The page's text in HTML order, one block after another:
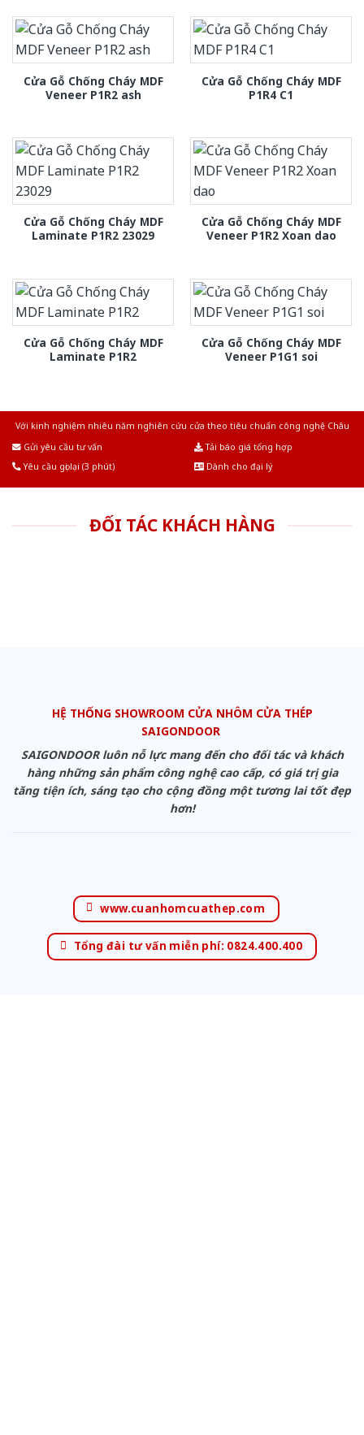
Cửa Gỗ Chống Cháy MDF
Veneer P1R2 ash
Cửa Gỗ Chống Cháy MDF
P1R4 C1
Cửa Gỗ Chống Cháy MDF
Laminate P1R2 23029
Cửa Gỗ Chống Cháy MDF
Veneer P1R2 Xoan dao
Cửa Gỗ Chống Cháy MDF
Laminate P1R2
Cửa Gỗ Chống Cháy MDF
Veneer P1G1 soi
Với kinh nghiệm nhiêu năm nghiên cứu cửa theo tiêu chuẩn công nghệ Châu
Gửi yêu cầu tư vấn
Tải báo giá tổng hợp
Yêu cầu gọi lại (3 phút)
Dành cho đại lý
ĐỐI TÁC KHÁCH HÀNG
HỆ THỐNG SHOWROOM CỬA NHÔM CỬA THÉP
SAIGONDOOR
SAIGONDOOR luôn nỗ lực mang đến cho đối tác và khách
hàng những sản phẩm công nghệ cao cấp, có giá trị gia
tăng tiện ích, sáng tạo cho cộng đồng một tương lai tốt đẹp
hơn!
www.cuanhomcuathep.com
Tổng đài tư vấn miễn phí: 0824.400.400